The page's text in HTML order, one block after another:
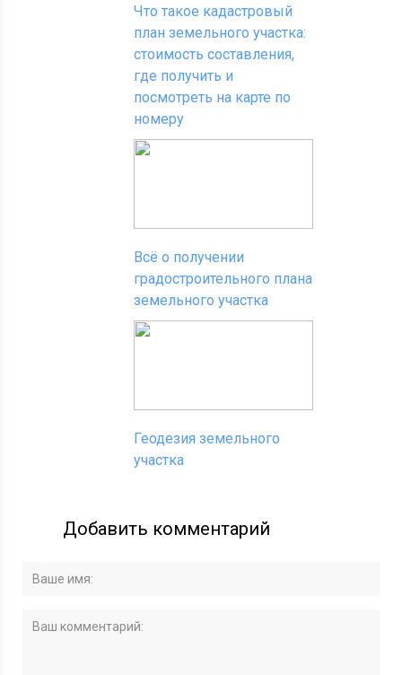
Что такое кадастровый
план земельного участка:
стоимость составления,
где получить и
посмотреть на карте по
номеру
Всё о получении
градостроительного плана
земельного участка
Геодезия земельного
участка
Добавить комментарий